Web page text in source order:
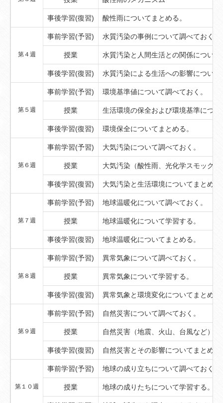
事後学習(復習) 酸性雨についてまとめる。
第４週
事前学習(予習) 水質汚染の事例について調べておく。
授業 水質汚染と人間生活との関係について
事後学習(復習) 水質汚染による生活への影響について
第５週
事前学習(予習) 環境基準値について調べておく。
授業 生活環境の保全および環境基準につ
事後学習(復習) 環境保全についてまとめる。
第６週
事前学習(予習) 大気汚染について調べておく。
授業 大気汚染（酸性雨、光化学スモッグ
事後学習(復習) 大気汚染と生活環境についてまとめる
第７週
事前学習(予習) 地球温暖化について調べておく。
授業 地球温暖化について学習する。
事後学習(復習) 地球温暖化についてまとめる。
第８週
事前学習(予習) 異常気象について調べておく。
授業 異常気象について学習する。
事後学習(復習) 異常気象と環境変化についてまとめる
第９週
事前学習(予習) 自然災害について調べておく。
授業 自然災害（地震、火山、台風など）
事後学習(復習) 自然災害とその影響についてまとめる
第１０週
事前学習(予習) 地球の成り立ちについて調べておく。
授業 地球の成りたちについて学習する。